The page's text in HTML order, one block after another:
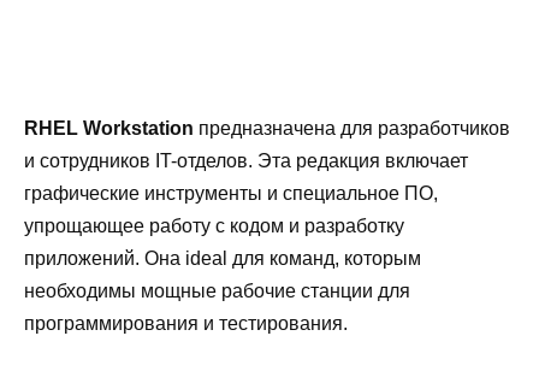
RHEL Workstation предназначена для разработчиков
и сотрудников IT-отделов. Эта редакция включает
графические инструменты и специальное ПО,
упрощающее работу с кодом и разработку
приложений. Она ideal для команд, которым
необходимы мощные рабочие станции для
программирования и тестирования.